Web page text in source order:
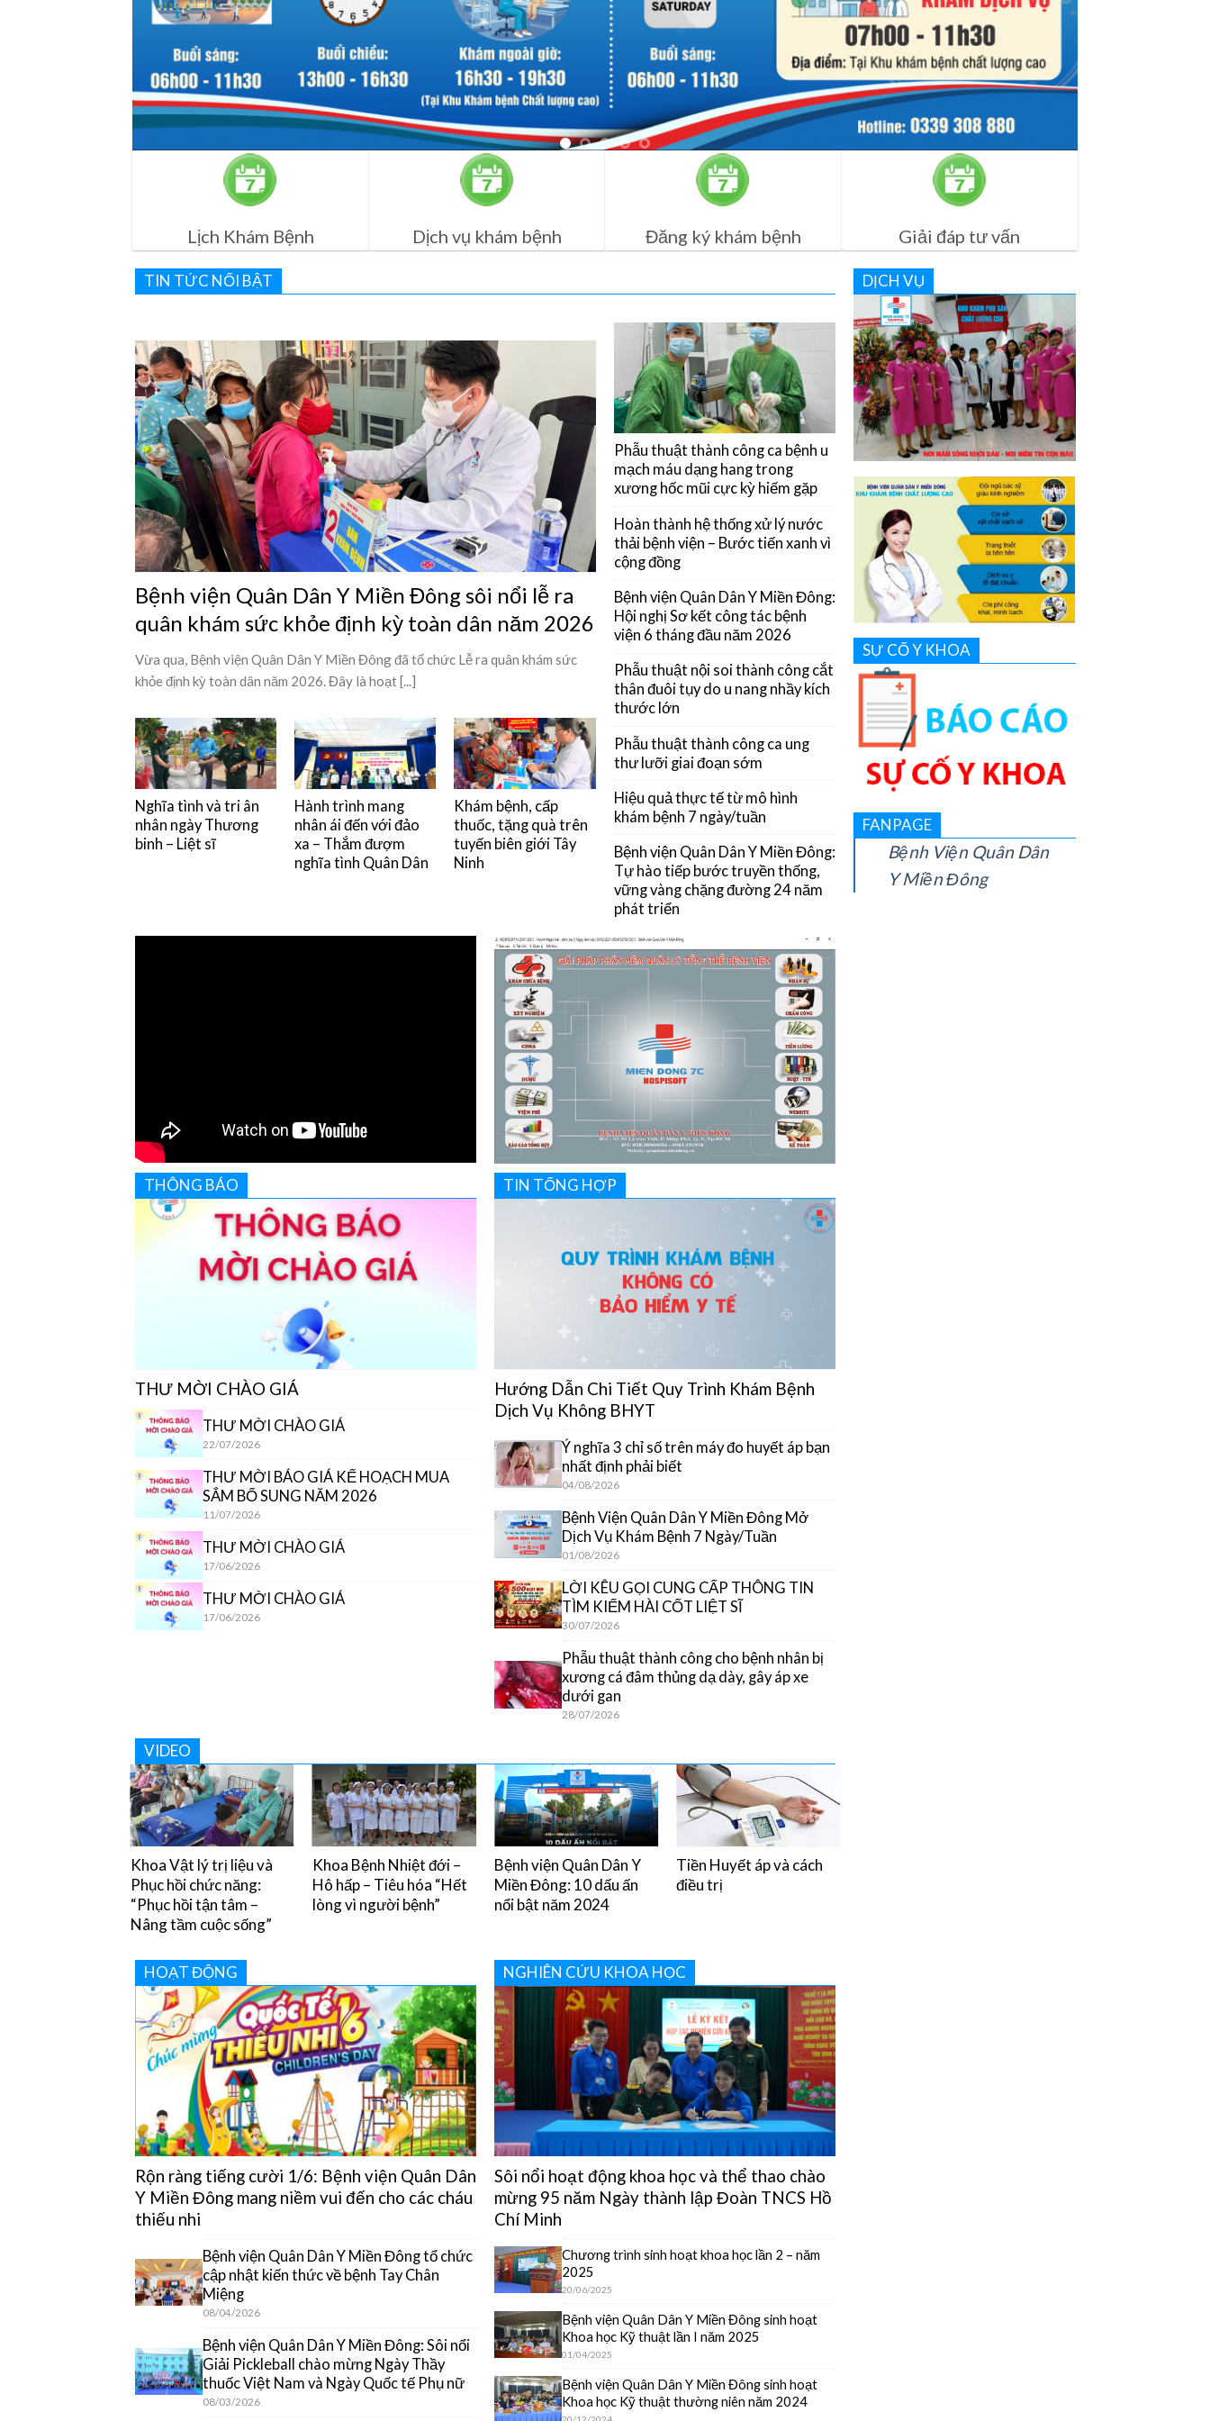
Lịch Khám Bệnh Dịch vụ khám bệnh Đăng ký khám bệnh Giải đáp tư vấn
TIN TỨC NỔI BẬT
Bệnh viện Quân Dân Y Miền Đông sôi nổi lễ ra
quân khám sức khỏe định kỳ toàn dân năm 2026
Vừa qua, Bệnh viện Quân Dân Y Miền Đông đã tổ chức Lễ ra quân khám sức
khỏe định kỳ toàn dân năm 2026. Đây là hoạt [...]
Nghĩa tình và tri ân
nhân ngày Thương
binh – Liệt sĩ
Hành trình mang
nhân ái đến với đảo
xa – Thắm đượm
nghĩa tình Quân Dân
Khám bệnh, cấp
thuốc, tặng quà trên
tuyến biên giới Tây
Ninh
Phẫu thuật thành công ca bệnh u
mạch máu dạng hang trong
xương hốc mũi cực kỳ hiếm gặp
Hoàn thành hệ thống xử lý nước
thải bệnh viện – Bước tiến xanh vì
cộng đồng
Bệnh viện Quân Dân Y Miền Đông:
Hội nghị Sơ kết công tác bệnh
viện 6 tháng đầu năm 2026
Phẫu thuật nội soi thành công cắt
thân đuôi tụy do u nang nhầy kích
thước lớn
Phẫu thuật thành công ca ung
thư lưỡi giai đoạn sớm
Hiệu quả thực tế từ mô hình
khám bệnh 7 ngày/tuần
Bệnh viện Quân Dân Y Miền Đông:
Tự hào tiếp bước truyền thống,
vững vàng chặng đường 24 năm
phát triển
THÔNG BÁO
THƯ MỜI CHÀO GIÁ
THƯ MỜI CHÀO GIÁ
22/07/2026
THƯ MỜI BÁO GIÁ KẾ HOẠCH MUA
SẮM BỔ SUNG NĂM 2026
11/07/2026
THƯ MỜI CHÀO GIÁ
17/06/2026
THƯ MỜI CHÀO GIÁ
17/06/2026
TIN TỔNG HỢP
Hướng Dẫn Chi Tiết Quy Trình Khám Bệnh
Dịch Vụ Không BHYT
Ý nghĩa 3 chỉ số trên máy đo huyết áp bạn
nhất định phải biết
04/08/2026
Bệnh Viện Quân Dân Y Miền Đông Mở
Dịch Vụ Khám Bệnh 7 Ngày/Tuần
01/08/2026
LỜI KÊU GỌI CUNG CẤP THÔNG TIN
TÌM KIẾM HÀI CỐT LIỆT SĨ
30/07/2026
Phẫu thuật thành công cho bệnh nhân bị
xương cá đâm thủng dạ dày, gây áp xe
dưới gan
28/07/2026
VIDEO
Bệnh viện Quân Dân Y
Miền Đông: 10 dấu ấn
nổi bật năm 2024
Tiền Huyết áp và cách
điều trị
Khoa Vật lý trị liệu và
Phục hồi chức năng:
“Phục hồi tận tâm –
Nâng tầm cuộc sống”
Khoa Bệnh Nhiệt đới –
Hô hấp – Tiêu hóa “Hết
lòng vì người bệnh”
HOẠT ĐỘNG
Rộn ràng tiếng cười 1/6: Bệnh viện Quân Dân
Y Miền Đông mang niềm vui đến cho các cháu
thiếu nhi
Bệnh viện Quân Dân Y Miền Đông tổ chức
cập nhật kiến thức về bệnh Tay Chân
Miệng
08/04/2026
Bệnh viện Quân Dân Y Miền Đông: Sôi nổi
Giải Pickleball chào mừng Ngày Thầy
thuốc Việt Nam và Ngày Quốc tế Phụ nữ
08/03/2026
NGHIÊN CỨU KHOA HỌC
Sôi nổi hoạt động khoa học và thể thao chào
mừng 95 năm Ngày thành lập Đoàn TNCS Hồ
Chí Minh
Chương trình sinh hoạt khoa học lần 2 – năm
2025
20/06/2025
Bệnh viện Quân Dân Y Miền Đông sinh hoạt
Khoa học Kỹ thuật lần I năm 2025
01/04/2025
Bệnh viện Quân Dân Y Miền Đông sinh hoạt
Khoa học Kỹ thuật thường niên năm 2024
DỊCH VỤ
SỰ CỐ Y KHOA
FANPAGE
Bệnh Viện Quân Dân
Y Miền Đông